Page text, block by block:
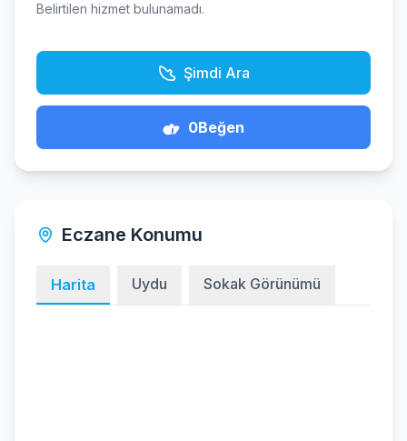
Belirtilen hizmet bulunamadı.
Şimdi Ara
0Beğen
Eczane Konumu
Harita Uydu Sokak Görünümü